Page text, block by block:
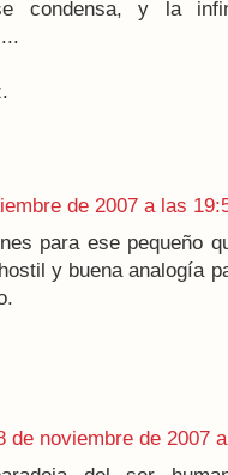
condensa, y la
de 2007 a las
para ese pequeño
y buena analogía
de noviembre de 2007